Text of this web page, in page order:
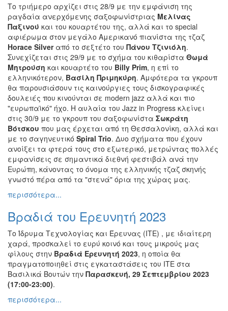
Το τριήμερο αρχίζει στις 28/9 με την εμφάνιση της
ραγδαία ανερχόμενης σαξοφωνίστριας Μελίνας
Παξινού και του κουαρτέτου της, αλλά και το special
αφιέρωμα στον μεγάλο Αμερικανό πιανίστα της τζαζ
Horace Silverαπό το σεξτέτο του Πάνου Τζινιόλη.
Συνεχίζεται στις 29/9 με το σχήμα του κιθαρίστα Θωμά
Μητρούση και κουαρτέτο του Billy Prim, η επί το
ελληνικότερον, Βασίλη Πριμηκύρη. Αμφότερα τα γκρουπ
θα παρουσιάσουν τις καινούργιες τους δισκογραφικές
δουλειές που κινούνται σε modern jazz αλλά και πιο
"ευρωπαϊκό" ήχο. Η αυλαία του Jazz in Progress κλείνει
στις 30/9 με το γκρουπ του σαξοφωνίστα Σωκράτη
Βότσκου που μας έρχεται από τη Θεσσαλονίκη, αλλά και
με το σαγηνευτικό Spiral Trio. Δυο σχήματα που έχουν
ανοίξει τα φτερά τους στο εξωτερικό, μετρώντας πολλές
εμφανίσεις σε σημαντικά διεθνή φεστιβάλ ανά την
Ευρώπη, κάνοντας το όνομα της ελληνικής τζαζ σκηνής
γνωστό πέρα από τα "στενά" όρια της χώρας μας.
περισσότερα...
Βραδιά του Ερευνητή 2023
Το Ίδρυμα Τεχνολογίας και Έρευνας (ΙΤΕ) , με ιδιαίτερη
χαρά, προσκαλεί το ευρύ κοινό και τους μικρούς μας
φίλους στην Βραδιά Ερευνητή 2023, η οποία θα
πραγματοποιηθεί στις εγκαταστάσεις του ΙΤΕ στα
Βασιλικά Βουτών την Παρασκευή, 29 Σεπτεμβρίου 2023
(17:00-23:00).
περισσότερα...